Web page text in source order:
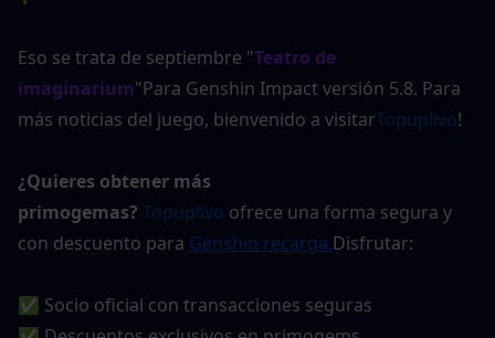
Eso se trata de septiembre "Teatro de
imaginarium"Para Genshin Impact versión 5.8. Para
más noticias del juego, bienvenido a visitarTopuplivo!
¿Quieres obtener más
primogemas? Topuplivo ofrece una forma segura y
con descuento para Genshin recarga.Disfrutar:
✅ Socio oficial con transacciones seguras